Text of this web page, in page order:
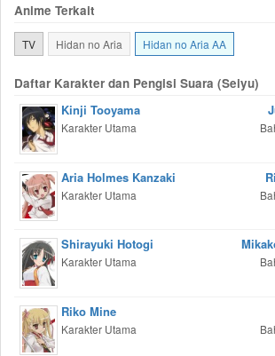
Anime Terkait
TV Hidan no Aria Hidan no Aria AA
Daftar Karakter dan Pengisi Suara (Seiyu)
Kinji Tooyama
Karakter Utama
Aria Holmes Kanzaki
Karakter Utama
Shirayuki Hotogi
Karakter Utama
Riko Mine
Karakter Utama